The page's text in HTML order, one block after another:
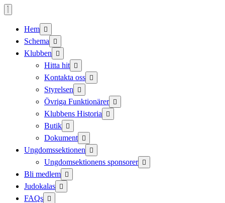
Skip
to
contentHem
Schema
Klubben
Hitta hit
Kontakta oss
Styrelsen
Övriga Funktionärer
Klubbens Historia
Butik
Dokument
Ungdomssektionen
Ungdomsektionens sponsorer
Bli medlem
Judokalas
FAQs